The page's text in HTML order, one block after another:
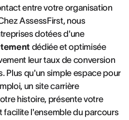
entre votre organisation
AssessFirst, nous
dotées d'une
dédiée et optimisée
leur taux de conversion
Plus qu'un simple espace pour
un site carrière
histoire, présente votre
facilite l'ensemble du parcours